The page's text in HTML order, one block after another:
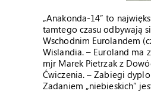
„Anakonda-14” to
tamtego czasu odbywają
Wschodnim Eurolandem
Wislandia. – Euroland ma
mjr Marek Pietrzak z
Ćwiczenia. – Zabiegi
Zadaniem „niebieskich”